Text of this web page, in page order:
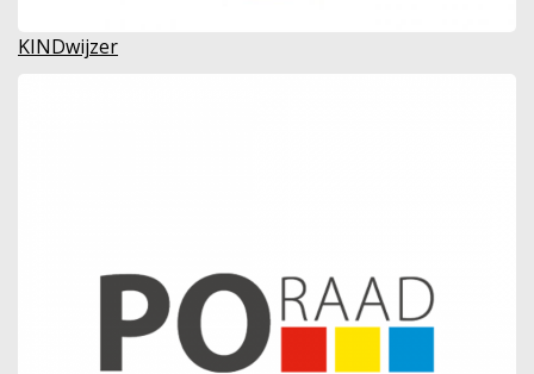
KINDwijzer